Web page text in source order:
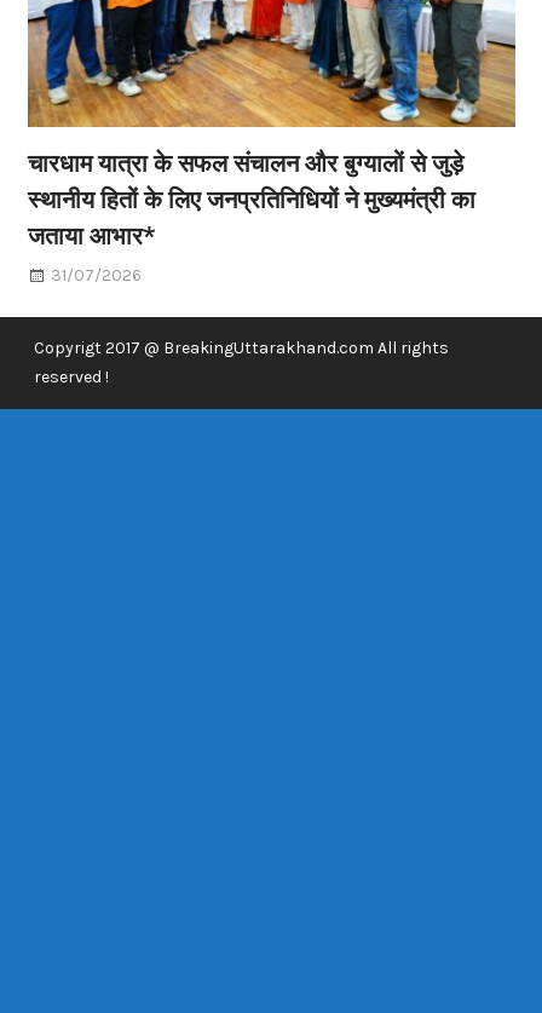
चारधाम यात्रा के सफल संचालन और बुग्यालों से जुड़े
स्थानीय हितों के लिए जनप्रतिनिधियों ने मुख्यमंत्री का
जताया आभार*
31/07/2026
Copyrigt 2017 @ BreakingUttarakhand.com All rights
reserved !